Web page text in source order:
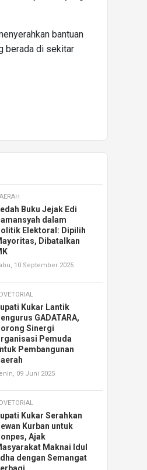
bantuan
berada di sekitar
Buku Jejak Edi
dalam
Elektoral: Dipilih
Dibatalkan
10 September 2025
Kukar Lantik
GADATARA,
Sinergi
Pemuda
Pembangunan
09 Juni 2025
Kukar Serahkan
Kurban untuk
Ajak
Maknai Idul
dengan Semangat